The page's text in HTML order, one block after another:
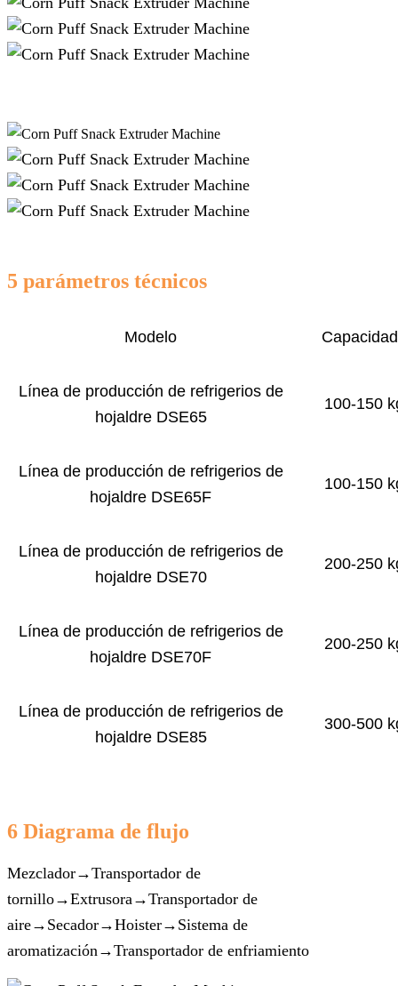
5 parámetros técnicos
Modelo
Línea de producción de refrigerios de
hojaldre DSE65
100-150
Línea de producción de refrigerios de
hojaldre DSE65F
100-150
Línea de producción de refrigerios de
hojaldre DSE70
200-250
Línea de producción de refrigerios de
hojaldre DSE70F
200-250
Línea de producción de refrigerios de
hojaldre DSE85
300-500
6 Diagrama de flujo
Mezclador→Transportador de
tornillo→Extrusora→Transportador de
aire→Secador→Hoister→Sistema de
aromatización→Transportador de enfriamiento